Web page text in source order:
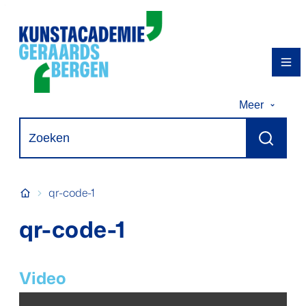
Meer
Zoeken
Startpagina
qr-code-1
qr-code-1
Video